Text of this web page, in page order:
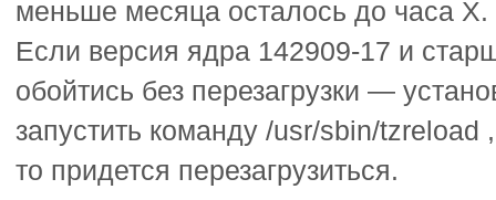
меньше месяца осталось до часа X.
Если версия ядра 142909-17 и
обойтись без перезагрузки —
запустить команду /usr/sbin/
то придется перезагрузиться.